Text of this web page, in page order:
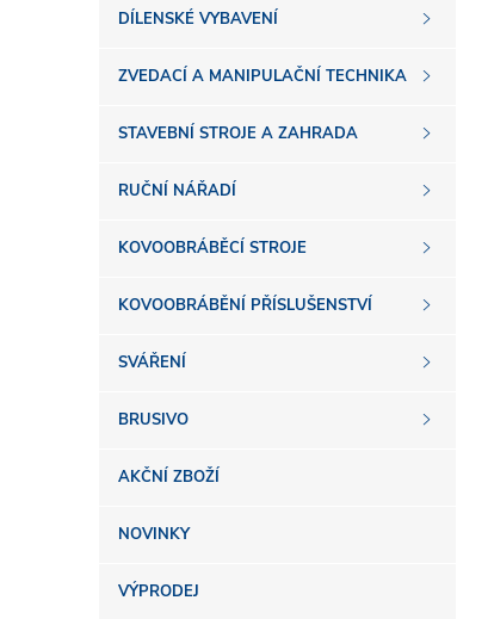
a
n
n
p
a
n
DÍLENSKÉ VYBAVENÍ
ZVEDACÍ A MANIPULAČNÍ TECHNIKA
STAVEBNÍ STROJE A ZAHRADA
RUČNÍ NÁŘADÍ
KOVOOBRÁBĚCÍ STROJE
KOVOOBRÁBĚNÍ PŘÍSLUŠENSTVÍ
SVÁŘENÍ
BRUSIVO
AKČNÍ ZBOŽÍ
NOVINKY
VÝPRODEJ